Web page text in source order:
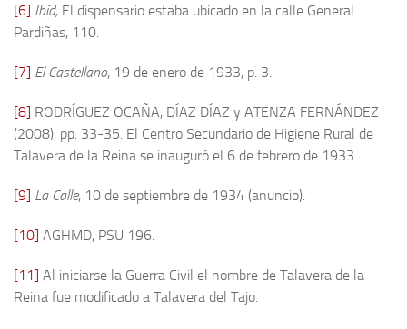
[6] Ibíd, El dispensario estaba ubicado en la calle General
Pardiñas, 110.
[7] El Castellano, 19 de enero de 1933, p. 3.
[8] RODRÍGUEZ OCAÑA, DÍAZ DÍAZ y ATENZA FERNÁNDEZ
(2008), pp. 33-35. El Centro Secundario de Higiene Rural de
Talavera de la Reina se inauguró el 6 de febrero de 1933.
[9] La Calle, 10 de septiembre de 1934 (anuncio).
[10] AGHMD, PSU 196.
[11] Al iniciarse la Guerra Civil el nombre de Talavera de la
Reina fue modificado a Talavera del Tajo.